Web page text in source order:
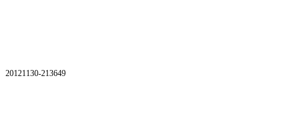
20121130-213649